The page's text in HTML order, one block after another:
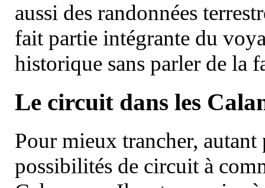
aussi des randonnées
fait partie intégrante du
historique sans parler de la
Le circuit dans les
Pour mieux trancher, autant
possibilités de circuit à